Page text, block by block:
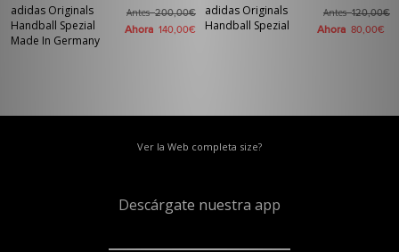
adidas Originals
Handball Spezial
Made In Germany
Antes200,00€
Ahora 140,00€
adidas Originals
Handball Spezial
Antes120,00€
Ahora 80,00€
Ver la Web completa size?
Descárgate nuestra app